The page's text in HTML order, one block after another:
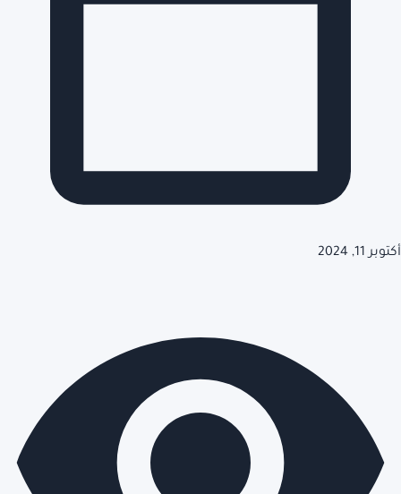
أكتوبر 11, 2024